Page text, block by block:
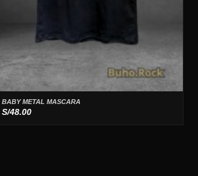
BABY METAL MASCARA
S/48.00